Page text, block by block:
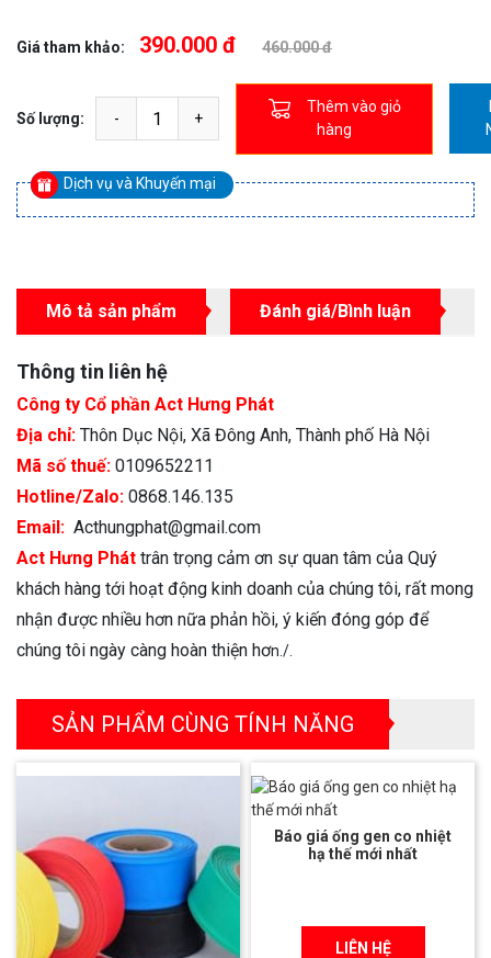
Giá tham khảo: 390.000 đ 460.000 đ
Số lượng:
Thêm vào giỏ
hàng
Dịch vụ và Khuyến mại
Mô tả sản phẩm Đánh giá/Bình luận
Thông tin liên hệ
Công ty Cổ phần Act Hưng Phát
Địa chỉ: Thôn Dục Nội, Xã Đông Anh, Thành phố Hà Nội
Mã số thuế: 0109652211
Hotline/Zalo: 0868.146.135
Email: Acthungphat@gmail.com
Act Hưng Phát trân trọng cảm ơn sự quan tâm của Quý
khách hàng tới hoạt động kinh doanh của chúng tôi, rất mong
nhận được nhiều hơn nữa phản hồi, ý kiến đóng góp để
chúng tôi ngày càng hoàn thiện hơn./.
SẢN PHẨM CÙNG TÍNH NĂNG
Báo giá ống gen co nhiệt
hạ thế mới nhất
LIÊN HỆ